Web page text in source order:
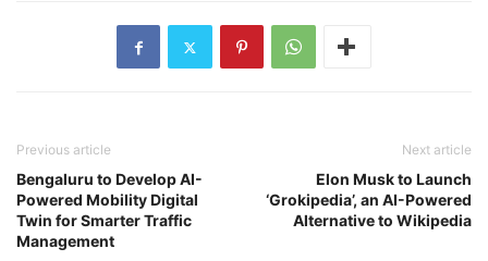
Previous article
Bengaluru to Develop AI-
Powered Mobility Digital
Twin for Smarter Traffic
Management
Next article
Elon Musk to Launch
‘Grokipe­dia’, an AI-Powered
Alternative to Wikipedia